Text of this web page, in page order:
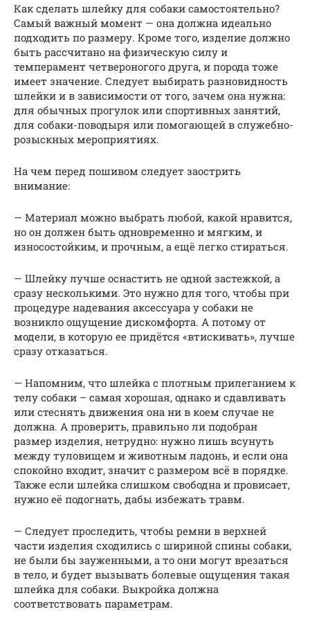
Как сделать шлейку для собаки самостоятельно?
Самый важный момент — она должна идеально
подходить по размеру. Кроме того, изделие должно
быть рассчитано на физическую силу и
темперамент четвероногого друга, и порода тоже
имеет значение. Следует выбирать разновидность
шлейки и в зависимости от того, зачем она нужна:
для обычных прогулок или спортивных занятий,
для собаки-поводыря или помогающей в служебно-
розыскных мероприятиях.
На чем перед пошивом следует заострить
внимание:
— Материал можно выбрать любой, какой нравится,
но он должен быть одновременно и мягким, и
износостойким, и прочным, а ещё легко стираться.
— Шлейку лучше оснастить не одной застежкой, а
сразу несколькими. Это нужно для того, чтобы при
процедуре надевания аксессуара у собаки не
возникло ощущение дискомфорта. А потому от
модели, в которую ее придётся «втискивать», лучше
сразу отказаться.
— Напомним, что шлейка с плотным прилеганием к
телу собаки – самая хорошая, однако и сдавливать
или стеснять движения она ни в коем случае не
должна. А проверить, правильно ли подобран
размер изделия, нетрудно: нужно лишь всунуть
между туловищем и животным ладонь, и если она
спокойно входит, значит с размером всё в порядке.
Также если шлейка слишком свободна и провисает,
нужно её подогнать, дабы избежать травм.
— Следует проследить, чтобы ремни в верхней
части изделия сходились с шириной спины собаки,
не были бы зауженными, а то они могут врезаться
в тело, и будет вызывать болевые ощущения такая
шлейка для собаки. Выкройка должна
соответствовать параметрам.